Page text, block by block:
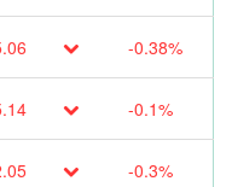
-0.38%
-0.1%
-0.3%